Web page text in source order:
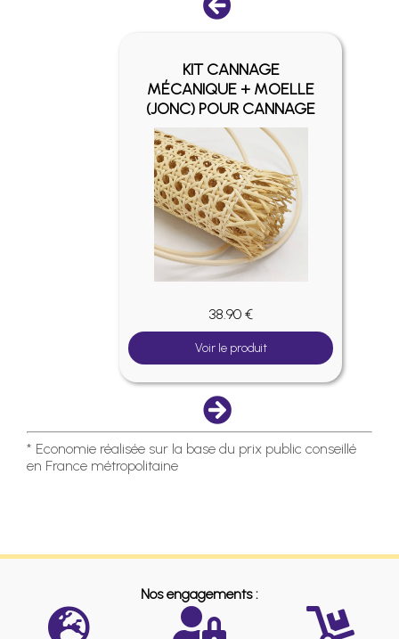
KIT CANNAGE
MÉCANIQUE + MOELLE
(JONC) POUR CANNAGE
38.90 €
Voir le produit
* Economie réalisée sur la base du prix public conseillé
en France métropolitaine
Nos engagements :